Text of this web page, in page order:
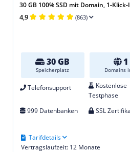
30 GB 100% SSD mit Domain, 1-Klick-
4,9 (863)
30 GB
Speicherplatz
1
Domains
Telefonsupport
Kostenlose
Testphase
999 Datenbanken SSL
Vertragslaufzeit: 12 Monate
Tarifdetails